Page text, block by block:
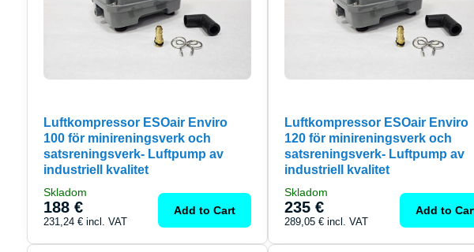
Luftkompressor ESOair Enviro
100 för minireningsverk och
satsreningsverk- Luftpump av
industriell kvalitet
Skladom
188 €
231,24 € incl. VAT
Add to Cart
Luftkompressor ESOair Enviro
120 för minireningsverk och
satsreningsverk- Luftpump av
industriell kvalitet
Skladom
235 €
289,05 €incl. VAT
Add to